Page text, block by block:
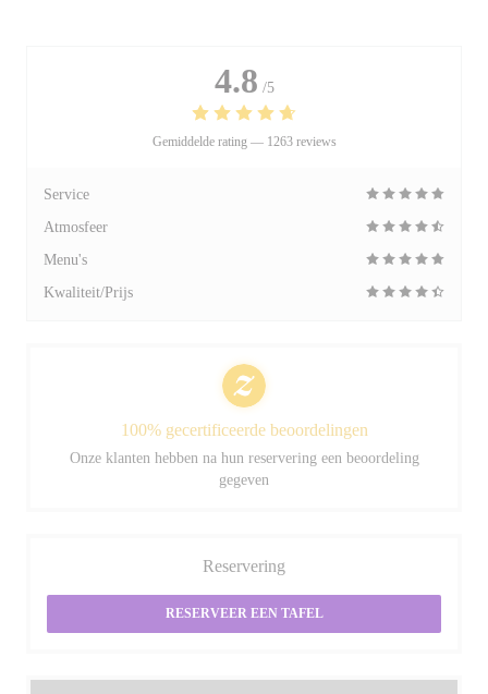
4.8 /5
Gemiddelde rating — 1263 reviews
Service
Atmosfeer
Menu's
Kwaliteit/Prijs
100% gecertificeerde beoordelingen
Onze klanten hebben na hun reservering een beoordeling
gegeven
Reservering
RESERVEER EEN TAFEL